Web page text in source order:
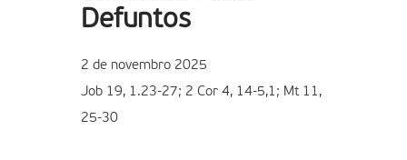
Defuntos
2 de novembro 2025
Job 19, 1.23-27; 2 Cor 4, 14-5,1; Mt 11,
25-30